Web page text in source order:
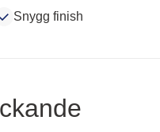
Snygg finish